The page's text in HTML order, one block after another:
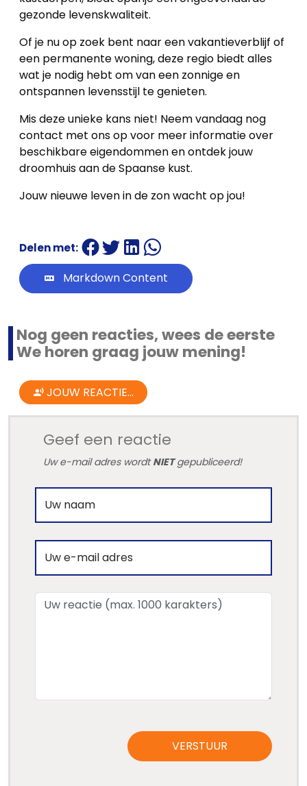
gezonde levenskwaliteit.
Of je nu op zoek bent naar een vakantieverblijf of
een permanente woning, deze regio biedt alles
wat je nodig hebt om van een zonnige en
ontspannen levensstijl te genieten.
Mis deze unieke kans niet! Neem vandaag nog
contact met ons op voor meer informatie over
beschikbare eigendommen en ontdek jouw
droomhuis aan de Spaanse kust.
Jouw nieuwe leven in de zon wacht op jou!
Delen met:
Markdown Content
Nog geen reacties, wees de eerste
We horen graag jouw mening!
JOUW REACTIE...
Geef een reactie
Uw e-mail adres wordtNIETgepubliceerd!
VERSTUUR